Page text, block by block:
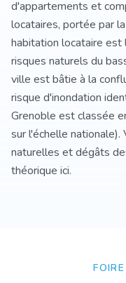
d'appartements et
locataires, portée par
habitation locataire
risques naturels du
ville est bâtie à la
risque d'inondation
Grenoble est classée
sur l'échelle
naturelles et dégâts
théorique ici.